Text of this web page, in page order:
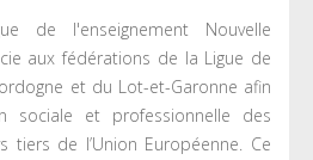
de l'enseignement Nouvelle
aux fédérations de la Ligue de
et du Lot-et-Garonne afin
sociale et professionnelle des
tiers de l’Union Européenne. Ce